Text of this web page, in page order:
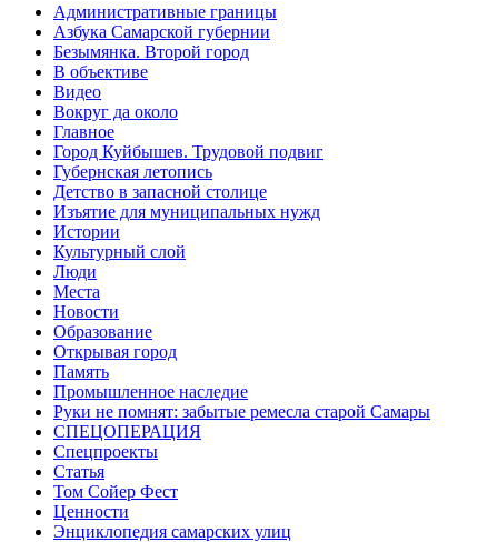
Административные границы
Азбука Самарской губернии
Безымянка. Второй город
В объективе
Видео
Вокруг да около
Главное
Город Куйбышев. Трудовой подвиг
Губернская летопись
Детство в запасной столице
Изъятие для муниципальных нужд
Истории
Культурный слой
Люди
Места
Новости
Образование
Открывая город
Память
Промышленное наследие
Руки не помнят: забытые ремесла старой Самары
СПЕЦОПЕРАЦИЯ
Спецпроекты
Статья
Том Сойер Фест
Ценности
Энциклопедия самарских улиц